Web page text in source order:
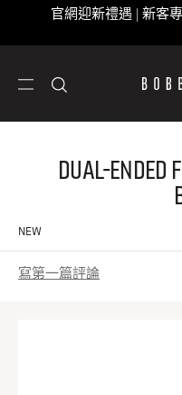
官網迎新禮遇 | 新客
Dual-Ended
NEW
寫第一篇評論